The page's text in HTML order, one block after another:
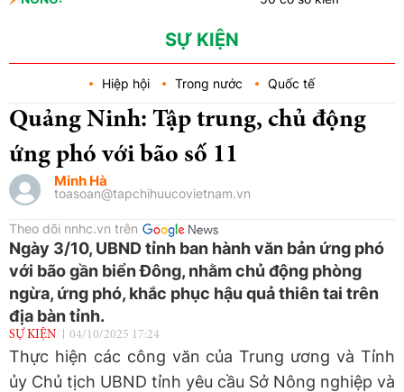
Hà Nội siết chặt an toàn thực
SỰ KIỆN
Hiệp hội Trong nước Quốc tế
Quảng Ninh: Tập trung, chủ động
ứng phó với bão số 11
Minh Hà
toasoan@tapchihuucovietnam.vn
Theo dõi nnhc.vn trên
Ngày 3/10, UBND tỉnh ban hành văn bản ứng phó
với bão gần biển Đông, nhằm chủ động phòng
ngừa, ứng phó, khắc phục hậu quả thiên tai trên
địa bàn tỉnh.
SỰ KIỆN 04/10/2025 17:24
Thực hiện các công văn của Trung ương và Tỉnh
ủy Chủ tịch UBND tỉnh yêu cầu Sở Nông nghiệp và